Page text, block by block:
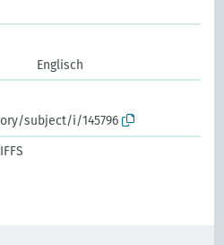
Englisch
subject/i/145796